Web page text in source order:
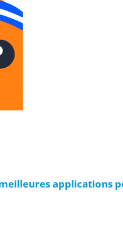
applications